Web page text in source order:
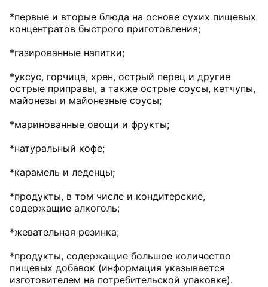
*первые и вторые блюда на основе сухих пищевых
концентратов быстрого приготовления;
*газированные напитки;
*уксус, горчица, хрен, острый перец и другие
острые приправы, а также острые соусы, кетчупы,
майонезы и майонезные соусы;
*маринованные овощи и фрукты;
*натуральный кофе;
*карамель и леденцы;
*продукты, в том числе и кондитерские,
содержащие алкоголь;
*жевательная резинка;
*продукты, содержащие большое количество
пищевых добавок (информация указывается
изготовителем на потребительской упаковке).